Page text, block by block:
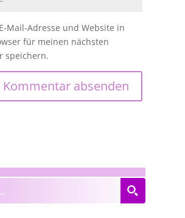
Mail-Adresse und Website in
für meinen nächsten
speichern.